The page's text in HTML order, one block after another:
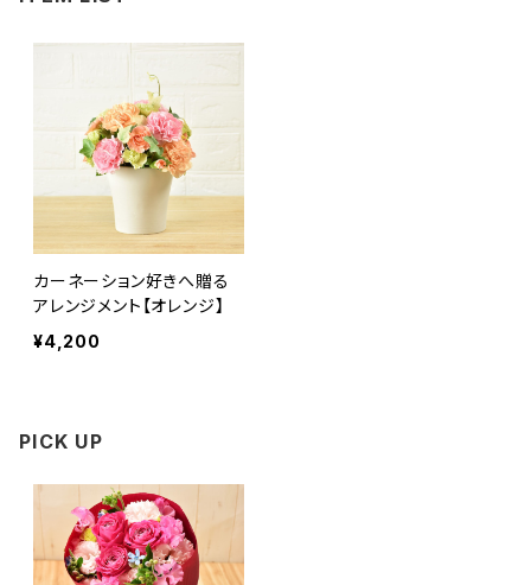
カーネーション好きへ贈る
アレンジメント【オレンジ】
¥4,200
PICK UP